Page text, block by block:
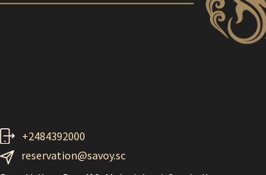
+2484392000
reservation@savoy.sc